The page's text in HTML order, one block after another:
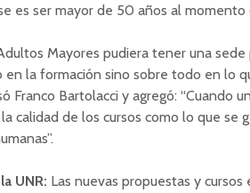
es ser mayor de 50 años al momento
Mayores pudiera tener una
en la formación sino sobre todo en lo
Franco Bartolacci y agregó: “Cuando
calidad de los cursos como lo que se
UNR: Las nuevas propuestas y